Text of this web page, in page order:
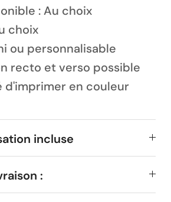
: Au choix
choix
ou personnalisable
recto et verso possible
d'imprimer en couleur
incluse
: